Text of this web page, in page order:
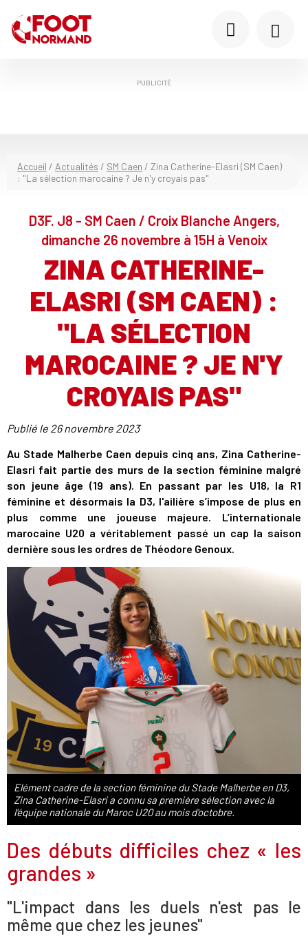
PUBLICITÉ
Accueil / Actualités / SM Caen / Zina Catherine-Elasri (SM Caen)
: "La sélection marocaine ? Je n'y croyais pas"
D3F. J8 - SM Caen / Croix Blanche Angers,
dimanche 26 novembre à 15H à Venoix
ZINA CATHERINE-
ELASRI (SM CAEN) :
"LA SÉLECTION
MAROCAINE ? JE N'Y
CROYAIS PAS"
Publié le 26 novembre 2023
Au Stade Malherbe Caen depuis cinq ans, Zina Catherine-
Elasri fait partie des murs de la section féminine malgré
son jeune âge (19 ans). En passant par les U18, la R1
féminine et désormais la D3, l'ailière s’impose de plus en
plus comme une joueuse majeure. L’internationale
marocaine U20 a véritablement passé un cap la saison
dernière sous les ordres de Théodore Genoux.
Elément cadre de la section féminine du Stade Malherbe en D3,
Zina Catherine-Elasri a connu sa première sélection avec la
l'équipe nationale du Maroc U20 au mois d'octobre.
Des débuts difficiles chez « les
grandes »
"L'impact dans les duels n'est pas le
même que chez les jeunes"